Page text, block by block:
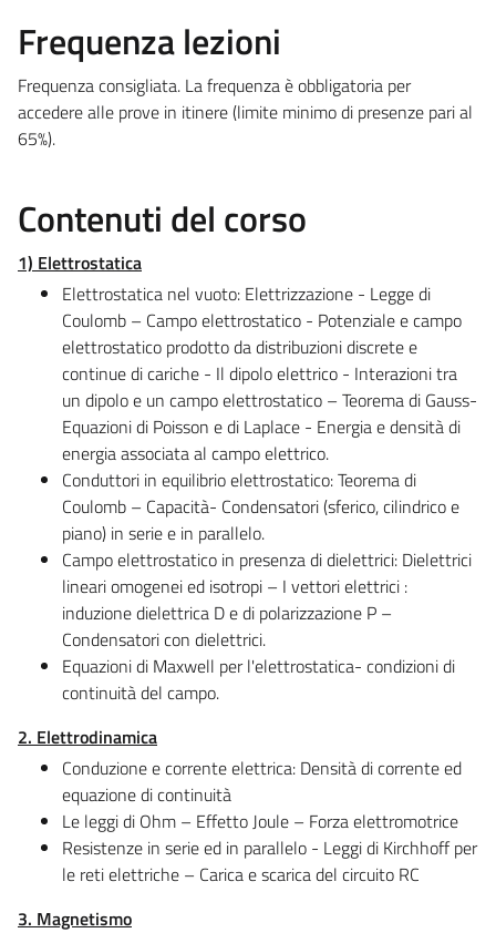
Frequenza lezioni
Frequenza consigliata. La frequenza è obbligatoria per
accedere alle prove in itinere (limite minimo di presenze pari al
65%).
Contenuti del corso
1) Elettrostatica
Elettrostatica nel vuoto: Elettrizzazione - Legge di
Coulomb – Campo elettrostatico - Potenziale e campo
elettrostatico prodotto da distribuzioni discrete e
continue di cariche - Il dipolo elettrico - Interazioni tra
un dipolo e un campo elettrostatico – Teorema di Gauss-
Equazioni di Poisson e di Laplace - Energia e densità di
energia associata al campo elettrico.
Conduttori in equilibrio elettrostatico: Teorema di
Coulomb – Capacità- Condensatori (sferico, cilindrico e
piano) in serie e in parallelo.
Campo elettrostatico in presenza di dielettrici: Dielettrici
lineari omogenei ed isotropi – I vettori elettrici :
induzione dielettrica D e di polarizzazione P –
Condensatori con dielettrici.
Equazioni di Maxwell per l'elettrostatica- condizioni di
continuità del campo.
2. Elettrodinamica
Conduzione e corrente elettrica: Densità di corrente ed
equazione di continuità
Le leggi di Ohm – Effetto Joule – Forza elettromotrice
Resistenze in serie ed in parallelo - Leggi di Kirchhoff per
le reti elettriche – Carica e scarica del circuito RC
3. Magnetismo